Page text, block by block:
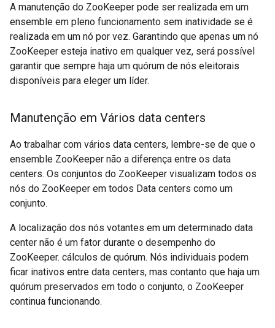
A manutenção do ZooKeeper pode ser realizada em um
ensemble em pleno funcionamento sem inatividade se é
realizada em um nó por vez. Garantindo que apenas um nó
ZooKeeper esteja inativo em qualquer vez, será possível
garantir que sempre haja um quórum de nós eleitorais
disponíveis para eleger um líder.
Manutenção em Vários data centers
Ao trabalhar com vários data centers, lembre-se de que o
ensemble ZooKeeper não a diferença entre os data
centers. Os conjuntos do ZooKeeper visualizam todos os
nós do ZooKeeper em todos Data centers como um
conjunto.
A localização dos nós votantes em um determinado data
center não é um fator durante o desempenho do
ZooKeeper. cálculos de quórum. Nós individuais podem
ficar inativos entre data centers, mas contanto que haja um
quórum preservados em todo o conjunto, o ZooKeeper
continua funcionando.